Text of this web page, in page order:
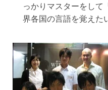
っかりマスターをして
界各国の言語を覚えた